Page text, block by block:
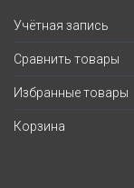
Учётная запись
Сравнить товары
Избранные товары
Корзина